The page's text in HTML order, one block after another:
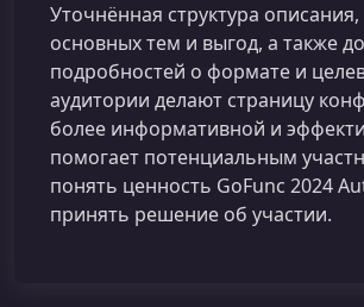
Уточнённая структура
основных тем и выгод, а также
подробностей о формате и
аудитории делают страницу
более информативной и
помогает потенциальным
понять ценность GoFunc 2024
принять решение об участии.